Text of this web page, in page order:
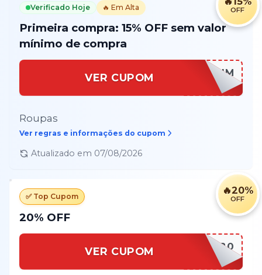
OFF
Verificado Hoje 🔥 Em Alta
Primeira compra: 15% OFF sem valor
mínimo de compra
VER CUPOM AWINPRIM
Roupas
Ver regras e informações do cupom
Atualizado em 07/08/2026
🔥20%
OFF
✅ Top Cupom
20% OFF
VER CUPOM QUERO20